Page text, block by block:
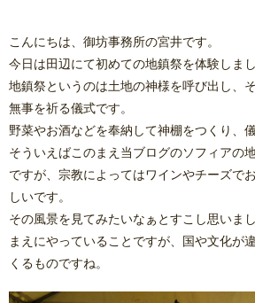
こんにちは、御坊事務所の宮井です。
今日は田辺にて初めての地鎮祭を体験しまし
地鎮祭というのは土地の神様を呼び出し、
無事を祈る儀式です。
野菜やお酒などを奉納して神棚をつくり、
そういえばこのまえ当ブログのソフィアの
ですが、宗教によってはワインやチーズで
しいです。
その風景を見てみたいなぁとすこし思いま
まえにやっていることですが、国や文化が
くるものですね。